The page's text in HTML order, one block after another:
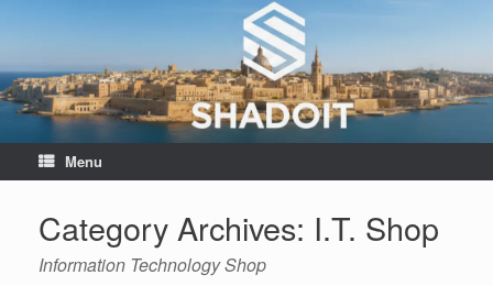
Menu
Category Archives: I.T. Shop
Information Technology Shop